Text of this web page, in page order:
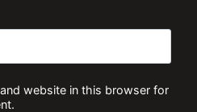
website in this browser for